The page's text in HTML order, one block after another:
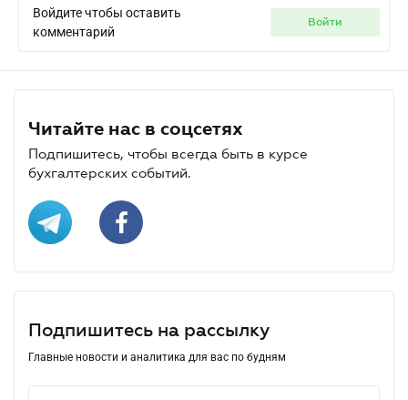
Войдите чтобы оставить
комментарий
войти
Читайте нас в соцсетях
Подпишитесь, чтобы всегда быть в курсе
бухгалтерских событий.
Подпишитесь на рассылку
Главные новости и аналитика для вас по будням